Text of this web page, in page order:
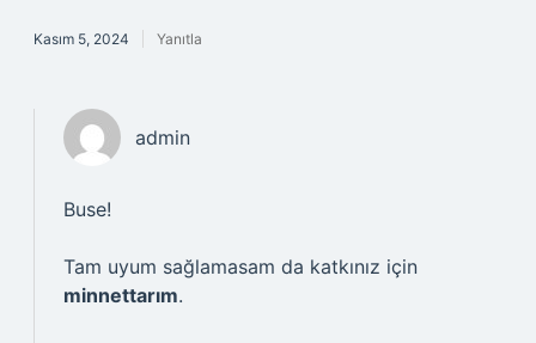
Kasım 5, 2024 Yanıtla
admin
Buse!
Tam uyum sağlamasam da katkınız için
minnettarım.